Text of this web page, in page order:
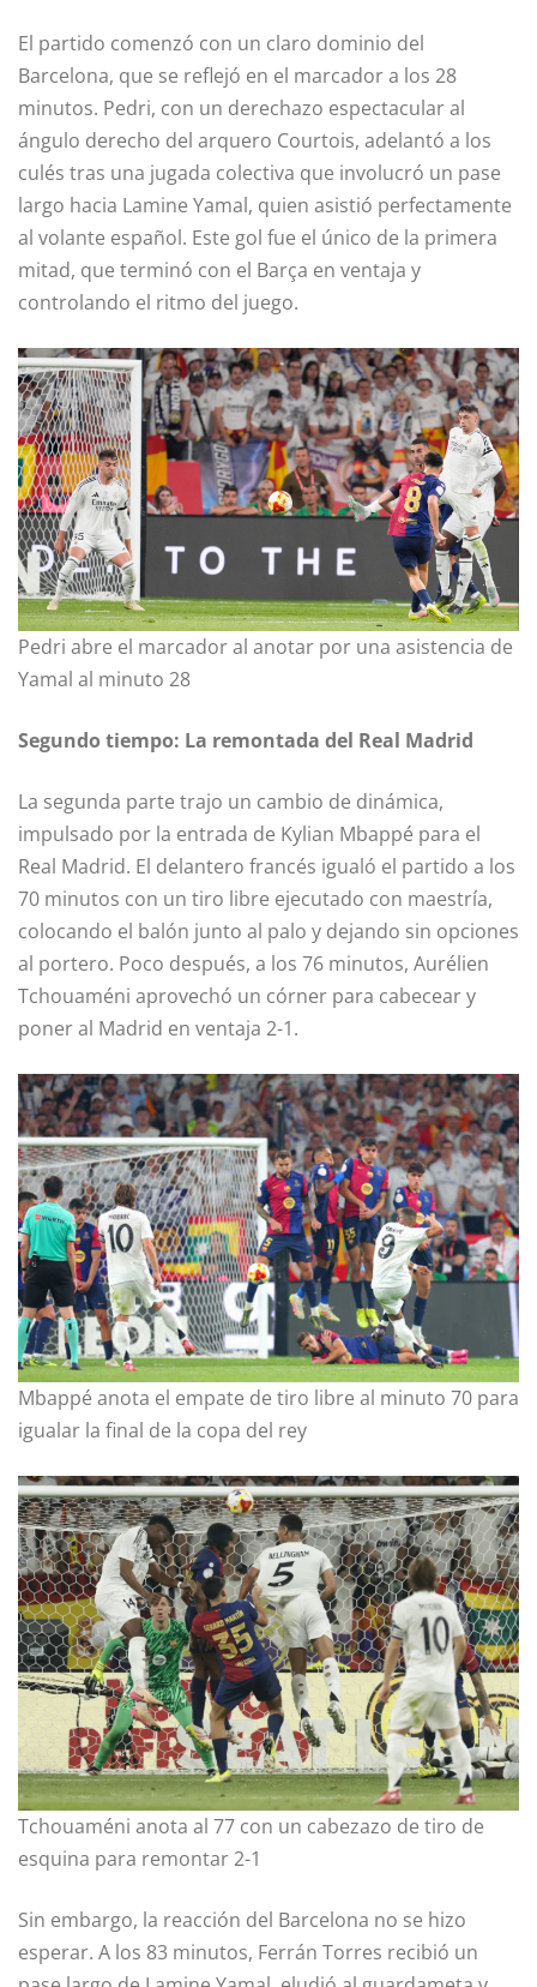
El partido comenzó con un claro dominio del
Barcelona, que se reflejó en el marcador a los 28
minutos. Pedri, con un derechazo espectacular al
ángulo derecho del arquero Courtois, adelantó a los
culés tras una jugada colectiva que involucró un pase
largo hacia Lamine Yamal, quien asistió perfectamente
al volante español. Este gol fue el único de la primera
mitad, que terminó con el Barça en ventaja y
controlando el ritmo del juego.
Pedri abre el marcador al anotar por una asistencia de
Yamal al minuto 28
Segundo tiempo: La remontada del Real Madrid
La segunda parte trajo un cambio de dinámica,
impulsado por la entrada de Kylian Mbappé para el
Real Madrid. El delantero francés igualó el partido a los
70 minutos con un tiro libre ejecutado con maestría,
colocando el balón junto al palo y dejando sin opciones
al portero. Poco después, a los 76 minutos, Aurélien
Tchouaméni aprovechó un córner para cabecear y
poner al Madrid en ventaja 2-1.
Mbappé anota el empate de tiro libre al minuto 70 para
igualar la final de la copa del rey
Tchouaméni anota al 77 con un cabezazo de tiro de
esquina para remontar 2-1
Sin embargo, la reacción del Barcelona no se hizo
esperar. A los 83 minutos, Ferrán Torres recibió un